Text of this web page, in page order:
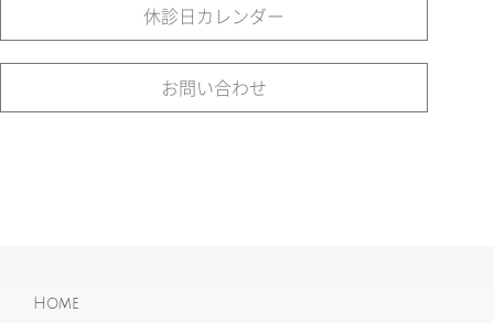
休診日カレンダー
お問い合わせ
Home